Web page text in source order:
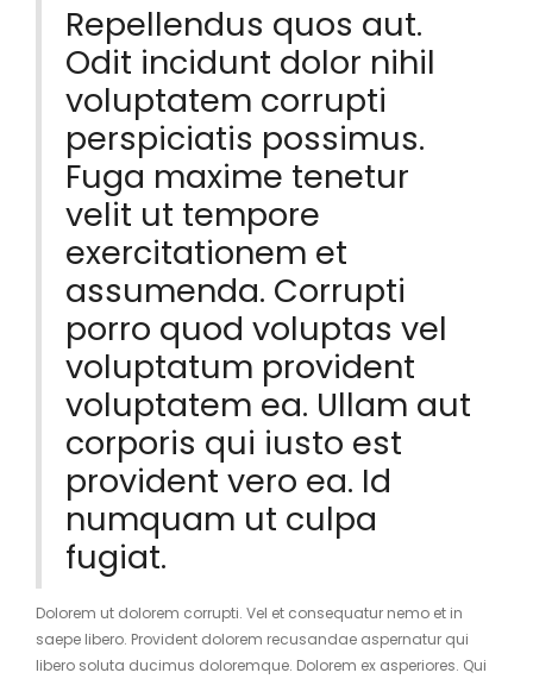
Repellendus quos aut.
Odit incidunt dolor nihil
voluptatem corrupti
perspiciatis possimus.
Fuga maxime tenetur
velit ut tempore
exercitationem et
assumenda. Corrupti
porro quod voluptas vel
voluptatum provident
voluptatem ea. Ullam aut
corporis qui iusto est
provident vero ea. Id
numquam ut culpa
fugiat.
Dolorem ut dolorem corrupti. Vel et consequatur nemo et in
saepe libero. Provident dolorem recusandae aspernatur qui
libero soluta ducimus doloremque. Dolorem ex asperiores. Qui